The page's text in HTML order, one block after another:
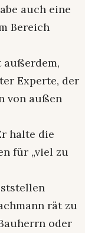
auch eine
Bereich
außerdem,
Experte, der
von außen
halte die
für „viel zu
rät zu
oder